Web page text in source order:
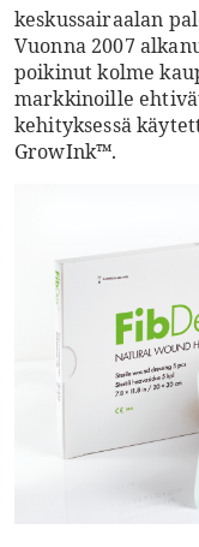
keskussairaalan
Vuonna 2007
poikinut kolme
markkinoille
kehityksessä
GrowInk™.